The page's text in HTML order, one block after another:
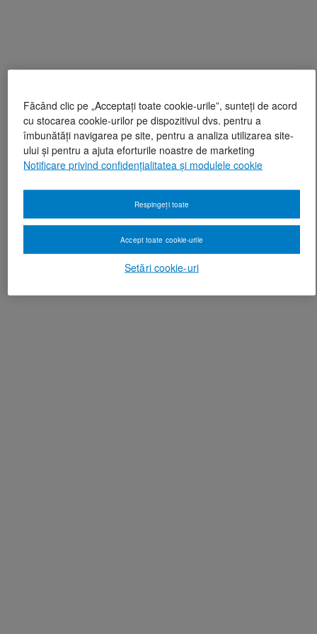
Făcând clic pe „Acceptați toate cookie-urile”, sunteți de acord
cu stocarea cookie-urilor pe dispozitivul dvs. pentru a
îmbunătăți navigarea pe site, pentru a analiza utilizarea site-
ului și pentru a ajuta eforturile noastre de marketing
Notificare privind confidențialitatea și modulele cookie
Setări cookie-uri
Respingeți toate
Accept toate cookie-urile